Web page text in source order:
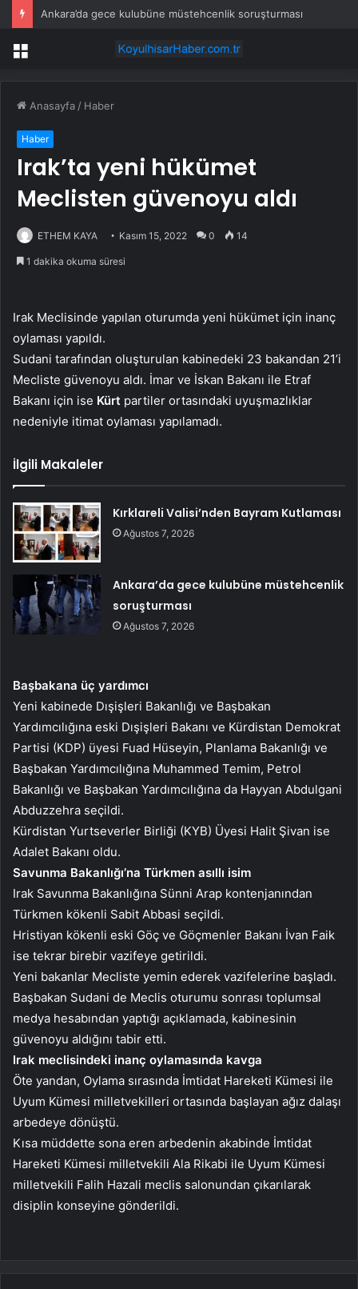
Ankara’da gece kulubüne müstehcenlik soruşturması
Menü
Anasayfa / Haber
Haber
Irak’ta yeni hükümet
Meclisten güvenoyu aldı
ETHEM KAYA Kasım 15, 2022 0 14
1 dakika okuma süresi
Irak Meclisinde yapılan oturumda yeni hükümet için inanç
oylaması yapıldı.
Sudani tarafından oluşturulan kabinedeki 23 bakandan 21’i
Mecliste güvenoyu aldı. İmar ve İskan Bakanı ile Etraf
Bakanı için ise Kürt partiler ortasındaki uyuşmazlıklar
nedeniyle itimat oylaması yapılamadı.
İlgili Makaleler
Kırklareli Valisi’nden Bayram Kutlaması
Ağustos 7, 2026
Ankara’da gece kulubüne müstehcenlik
soruşturması
Ağustos 7, 2026
Başbakana üç yardımcı
Yeni kabinede Dışişleri Bakanlığı ve Başbakan
Yardımcılığına eski Dışişleri Bakanı ve Kürdistan Demokrat
Partisi (KDP) üyesi Fuad Hüseyin, Planlama Bakanlığı ve
Başbakan Yardımcılığına Muhammed Temim, Petrol
Bakanlığı ve Başbakan Yardımcılığına da Hayyan Abdulgani
Abduzzehra seçildi.
Kürdistan Yurtseverler Birliği (KYB) Üyesi Halit Şivan ise
Adalet Bakanı oldu.
Savunma Bakanlığı’na Türkmen asıllı isim
Irak Savunma Bakanlığına Sünni Arap kontenjanından
Türkmen kökenli Sabit Abbasi seçildi.
Hristiyan kökenli eski Göç ve Göçmenler Bakanı İvan Faik
ise tekrar birebir vazifeye getirildi.
Yeni bakanlar Mecliste yemin ederek vazifelerine başladı.
Başbakan Sudani de Meclis oturumu sonrası toplumsal
medya hesabından yaptığı açıklamada, kabinesinin
güvenoyu aldığını tabir etti.
Irak meclisindeki inanç oylamasında kavga
Öte yandan, Oylama sırasında İmtidat Hareketi Kümesi ile
Uyum Kümesi milletvekilleri ortasında başlayan ağız dalaşı
arbedeye dönüştü.
Kısa müddette sona eren arbedenin akabinde İmtidat
Hareketi Kümesi milletvekili Ala Rikabi ile Uyum Kümesi
milletvekili Falih Hazali meclis salonundan çıkarılarak
disiplin konseyine gönderildi.